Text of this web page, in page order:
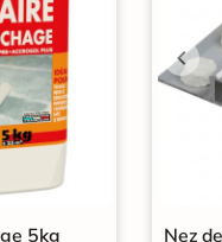
Vert
|Carrelage WC
5kg
Nez